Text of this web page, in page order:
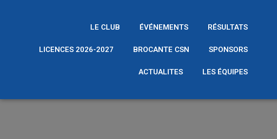
LE CLUB ÉVÉNEMENTS RÉSULTATS
LICENCES 2026-2027 BROCANTE CSN SPONSORS
ACTUALITES LES ÉQUIPES